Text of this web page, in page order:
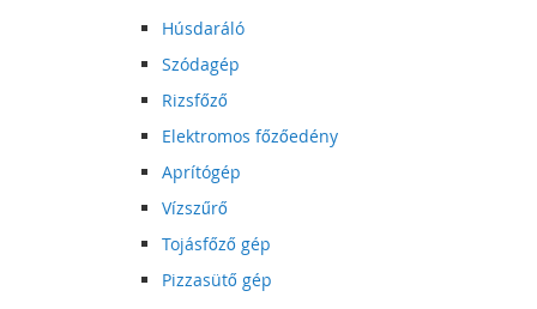
Húsdaráló
Szódagép
Rizsfőző
Elektromos főzőedény
Aprítógép
Vízszűrő
Tojásfőző gép
Pizzasütő gép